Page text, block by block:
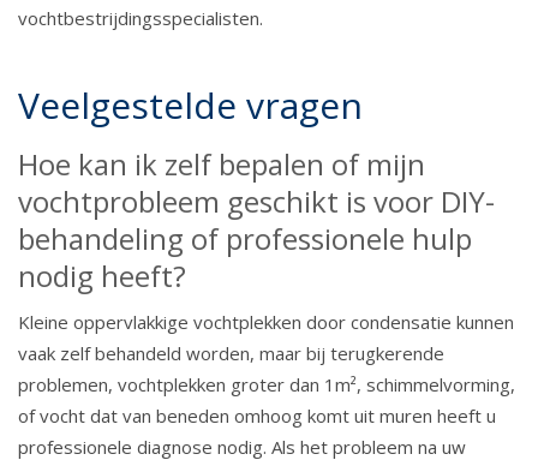
vochtbestrijdingsspecialisten.
Veelgestelde vragen
Hoe kan ik zelf bepalen of mijn
vochtprobleem geschikt is voor DIY-
behandeling of professionele hulp
nodig heeft?
Kleine oppervlakkige vochtplekken door condensatie kunnen
vaak zelf behandeld worden, maar bij terugkerende
problemen, vochtplekken groter dan 1m², schimmelvorming,
of vocht dat van beneden omhoog komt uit muren heeft u
professionele diagnose nodig. Als het probleem na uw